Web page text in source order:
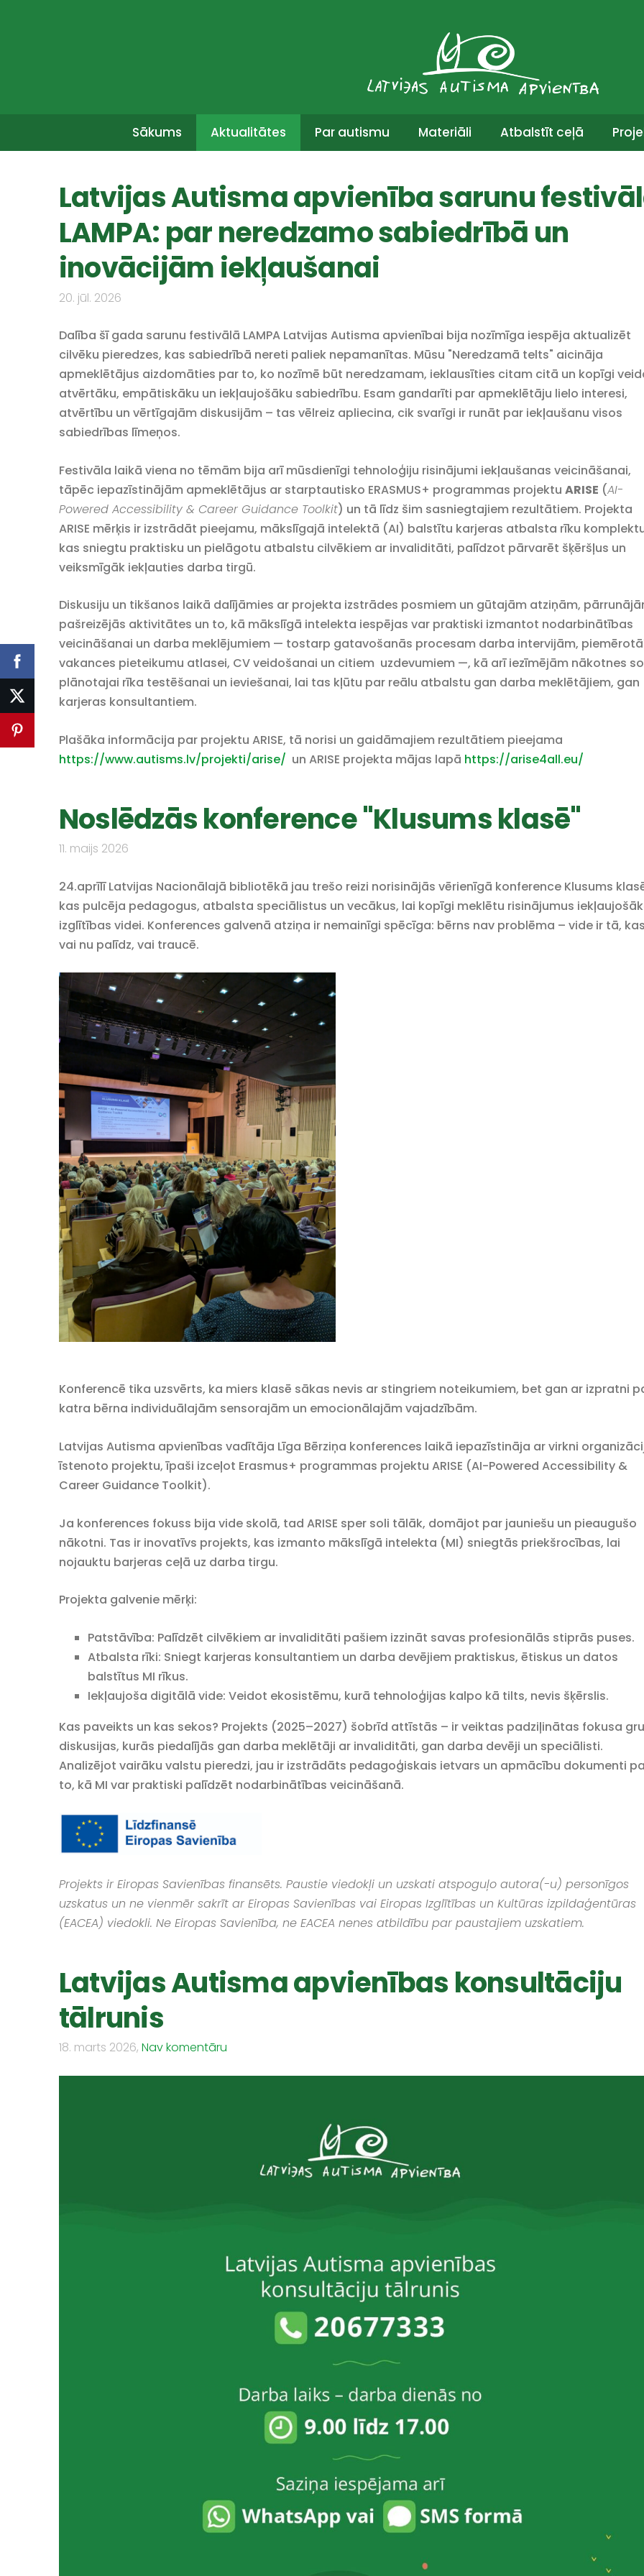
Sākums Aktualitātes Par autismu Materiāli Atbalstīt ceļā
Latvijas Autisma apvienība sarunu
LAMPA: par neredzamo sabiedrībā un
inovācijām iekļaušanai
20. jūl. 2026
Dalība šī gada sarunu festivālā LAMPA Latvijas Autisma apvienībai bija nozīmīga iespēja aktualizēt
cilvēku pieredzes, kas sabiedrībā nereti paliek nepamanītas. Mūsu "Neredzamā telts" aicināja
apmeklētājus aizdomāties par to, ko nozīmē būt neredzamam, ieklausīties citam citā un kopīgi
atvērtāku, empātiskāku un iekļaujošāku sabiedrību. Esam gandarīti par apmeklētāju lielo interesi,
atvērtību un vērtīgajām diskusijām – tas vēlreiz apliecina, cik svarīgi ir runāt par iekļaušanu visos
sabiedrības līmeņos.
Festivāla laikā viena no tēmām bija arī mūsdienīgi tehnoloģiju risinājumi iekļaušanas veicināšanai,
tāpēc iepazīstinājām apmeklētājus ar starptautisko ERASMUS+ programmas projektu ARISE (AI-
Powered Accessibility & Career Guidance Toolkit) un tā līdz šim sasniegtajiem rezultātiem. Projekta
ARISE mērķis ir izstrādāt pieejamu, mākslīgajā intelektā (AI) balstītu karjeras atbalsta rīku
kas sniegtu praktisku un pielāgotu atbalstu cilvēkiem ar invaliditāti, palīdzot pārvarēt šķēršļus un
veiksmīgāk iekļauties darba tirgū.
Diskusiju un tikšanos laikā dalījāmies ar projekta izstrādes posmiem un gūtajām atziņām,
pašreizējās aktivitātes un to, kā mākslīgā intelekta iespējas var praktiski izmantot nodarbinātības
veicināšanai un darba meklējumiem — tostarp gatavošanās procesam darba intervijām,
vakances pieteikumu atlasei, CV veidošanai un citiem uzdevumiem —, kā arī iezīmējām nākotnes
plānotajai rīka testēšanai un ieviešanai, lai tas kļūtu par reālu atbalstu gan darba meklētājiem, gan
karjeras konsultantiem.
Plašāka informācija par projektu ARISE, tā norisi un gaidāmajiem rezultātiem pieejama
https://www.autisms.lv/projekti/arise/ un ARISE projekta mājas lapā https://arise4all.eu/
Noslēdzās konference "Klusums klasē"
11. maijs 2026
24.aprīlī Latvijas Nacionālajā bibliotēkā jau trešo reizi norisinājās vērienīgā konference Klusums
kas pulcēja pedagogus, atbalsta speciālistus un vecākus, lai kopīgi meklētu risinājumus
izglītības videi. Konferences galvenā atziņa ir nemainīgi spēcīga: bērns nav problēma – vide ir tā, kas
vai nu palīdz, vai traucē.
Konferencē tika uzsvērts, ka miers klasē sākas nevis ar stingriem noteikumiem, bet gan ar izpratni
katra bērna individuālajām sensorajām un emocionālajām vajadzībām.
Latvijas Autisma apvienības vadītāja Līga Bērziņa konferences laikā iepazīstināja ar virkni
īstenoto projektu, īpaši izceļot Erasmus+ programmas projektu ARISE (AI-Powered Accessibility &
Career Guidance Toolkit).
Ja konferences fokuss bija vide skolā, tad ARISE sper soli tālāk, domājot par jauniešu un pieaugušo
nākotni. Tas ir inovatīvs projekts, kas izmanto mākslīgā intelekta (MI) sniegtās priekšrocības, lai
nojauktu barjeras ceļā uz darba tirgu.
Projekta galvenie mērķi:
Patstāvība: Palīdzēt cilvēkiem ar invaliditāti pašiem izzināt savas profesionālās stiprās puses.
Atbalsta rīki: Sniegt karjeras konsultantiem un darba devējiem praktiskus, ētiskus un datos
balstītus MI rīkus.
Iekļaujoša digitālā vide: Veidot ekosistēmu, kurā tehnoloģijas kalpo kā tilts, nevis šķērslis.
Kas paveikts un kas sekos? Projekts (2025–2027) šobrīd attīstās – ir veiktas padziļinātas fokusa
diskusijas, kurās piedalījās gan darba meklētāji ar invaliditāti, gan darba devēji un speciālisti.
Analizējot vairāku valstu pieredzi, jau ir izstrādāts pedagoģiskais ietvars un apmācību dokumenti
to, kā MI var praktiski palīdzēt nodarbinātības veicināšanā.
Projekts ir Eiropas Savienības finansēts. Paustie viedokļi un uzskati atspoguļo autora(-u) personīgos
uzskatus un ne vienmēr sakrīt ar Eiropas Savienības vai Eiropas Izglītības un Kultūras izpildaģentūras
(EACEA) viedokli. Ne Eiropas Savienība, ne EACEA nenes atbildību par paustajiem uzskatiem.
Latvijas Autisma apvienības konsultāciju
tālrunis
18. marts 2026, Nav komentāru